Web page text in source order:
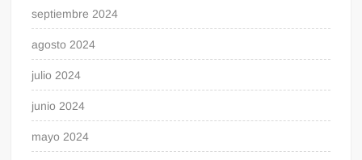
septiembre 2024
agosto 2024
julio 2024
junio 2024
mayo 2024